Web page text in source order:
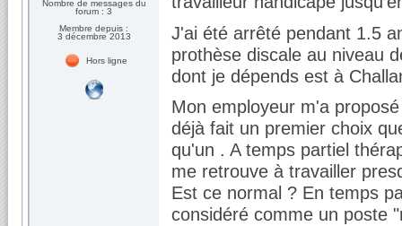
Nombre de messages du
forum : 3
Membre depuis :
3 décembre 2013
Hors ligne
J'ai été arrêté pendant 1.5
prothèse discale au niveau
dont je dépends est à
Mon employeur m'a
déjà fait un premier choix
qu'un . A temps partiel
me retrouve à travailler
Est ce normal ? En temps
considéré comme un poste